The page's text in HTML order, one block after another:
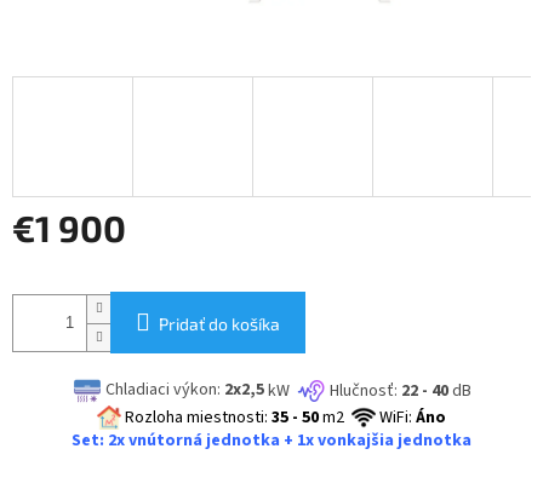
€1 900
cena:
Pridať do košíka
Chladiaci výkon: 2x2,5kW Hlučnosť: 22 - 40dB
Rozloha miestnosti: 35 - 50m2 WiFi: Áno
Set: 2x vnútorná jednotka + 1x vonkajšia jednotka